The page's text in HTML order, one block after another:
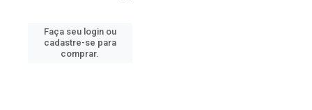
Faça seu login ou
cadastre-se para
comprar.